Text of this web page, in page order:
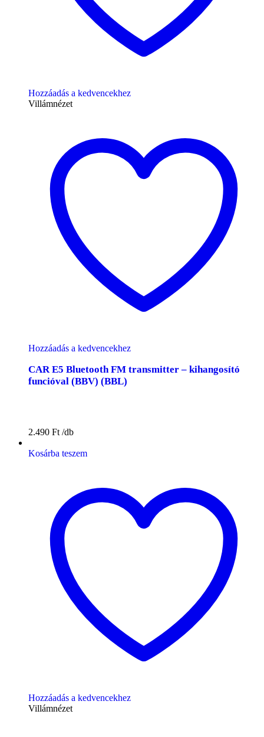
Hozzáadás a kedvencekhez
Villámnézet
Hozzáadás a kedvencekhez
CAR E5 Bluetooth FM transmitter – kihangosító
funcióval (BBV) (BBL)
2.490 Ft
Kosárba teszem
Hozzáadás a kedvencekhez
Villámnézet